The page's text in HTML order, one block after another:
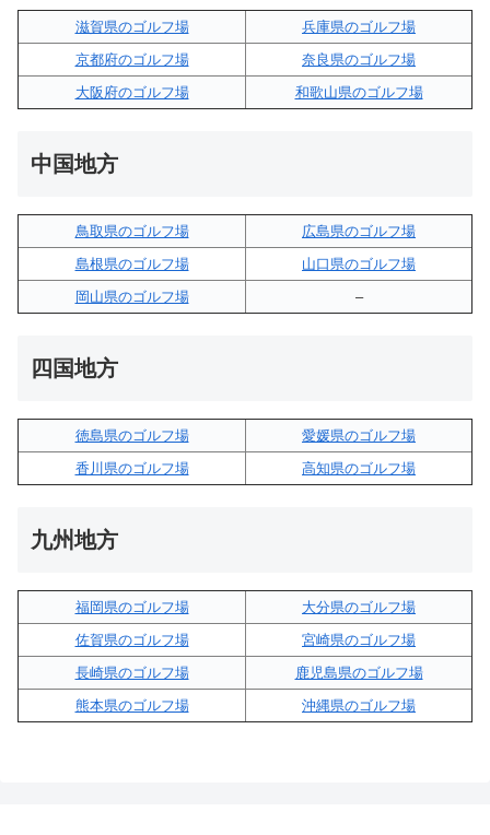
滋賀県のゴルフ場
兵庫県のゴルフ場
京都府のゴルフ場
奈良県のゴルフ場
大阪府のゴルフ場
和歌山県のゴルフ場
中国地方
鳥取県のゴルフ場
広島県のゴルフ場
島根県のゴルフ場
山口県のゴルフ場
岡山県のゴルフ場
–
四国地方
徳島県のゴルフ場
愛媛県のゴルフ場
香川県のゴルフ場
高知県のゴルフ場
九州地方
福岡県のゴルフ場
大分県のゴルフ場
佐賀県のゴルフ場
宮崎県のゴルフ場
長崎県のゴルフ場
鹿児島県のゴルフ場
熊本県のゴルフ場
沖縄県のゴルフ場